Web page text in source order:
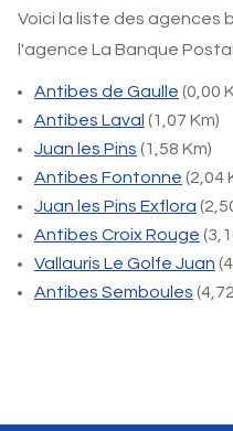
Voici la liste des agences
l'agence La Banque
Antibes de Gaulle (0,00
Antibes Laval (1,07 Km)
Juan les Pins (1,58 Km)
Antibes Fontonne (2,04
Juan les Pins Exflora
Antibes Croix Rouge
Vallauris Le Golfe Juan
Antibes Semboules